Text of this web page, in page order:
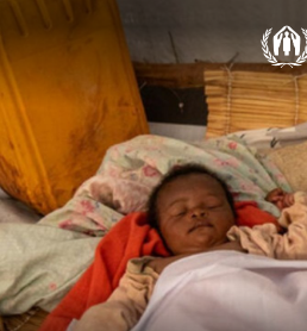
Skip
to
content